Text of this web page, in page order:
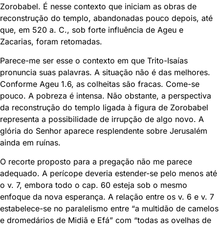
Zorobabel. É nesse contexto que iniciam as obras de
reconstrução do templo, abandonadas pouco depois, até
que, em 520 a. C., sob forte influência de Ageu e
Zacarias, foram retomadas.
Parece-me ser esse o contexto em que Trito-Isaías
pronuncia suas palavras. A situação não é das melhores.
Conforme Ageu 1.6, as colheitas são fracas. Come-se
pouco. A pobreza é intensa. Não obstante, a perspectiva
da reconstrução do templo ligada à figura de Zorobabel
representa a possibilidade de irrupção de algo novo. A
glória do Senhor aparece resplendente sobre Jerusalém
ainda em ruínas.
O recorte proposto para a pregação não me parece
adequado. A perícope deveria estender-se pelo menos até
o v. 7, embora todo o cap. 60 esteja sob o mesmo
enfoque da nova esperança. A relação entre os v. 6 e v. 7
estabelece-se no paralelismo entre “a multidão de camelos
e dromedários de Midiã e Efá” com “todas as ovelhas de